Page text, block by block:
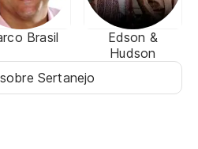
Brasil
Edson &
Hudson
Sertanejo